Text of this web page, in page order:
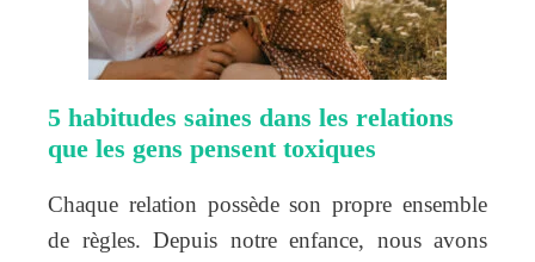
5 habitudes saines dans les relations
que les gens pensent toxiques
Chaque relation possède son propre ensemble
de règles. Depuis notre enfance, nous avons